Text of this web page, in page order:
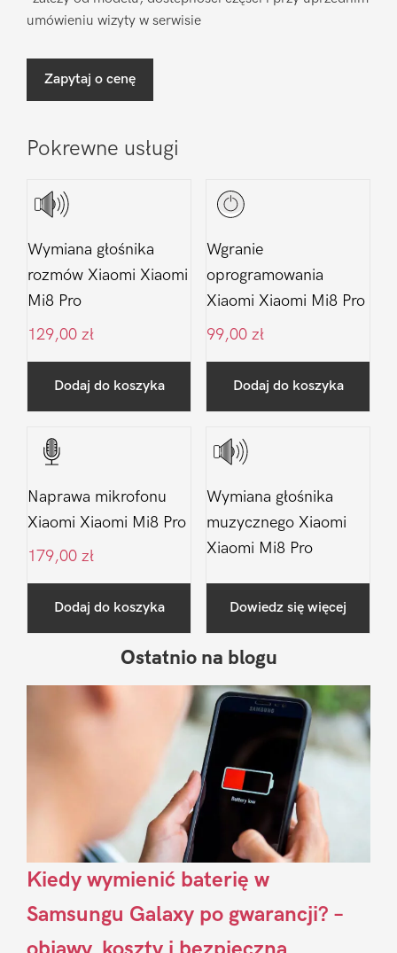
umówieniu wizyty w serwisie
Zapytaj o cenę
Pokrewne usługi
Wymiana głośnika
rozmów Xiaomi Xiaomi
Mi8 Pro
129,00 zł
Dodaj do koszyka
Wgranie
oprogramowania
Xiaomi Xiaomi Mi8 Pro
99,00 zł
Dodaj do koszyka
Naprawa mikrofonu
Xiaomi Xiaomi Mi8 Pro
179,00 zł
Dodaj do koszyka
Wymiana głośnika
muzycznego Xiaomi
Xiaomi Mi8 Pro
Dowiedz się więcej
Sidebar
Ostatnio na blogu
Kiedy wymienić baterię w
Samsungu Galaxy po gwarancji? –